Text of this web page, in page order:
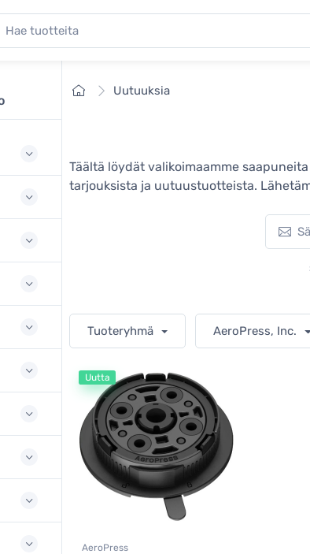
tuotteita
EtusivuUutuuksia
Täältä löydät valikoimaamme
tarjouksista ja uutuustuotteista.
Tuoteryhmä AeroPress, Inc.
Uutta
AeroPress